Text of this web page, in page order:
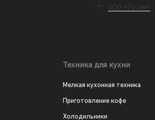
Техника для кухни
Мелкая кухонная техника
Приготовление кофе
Холодильники